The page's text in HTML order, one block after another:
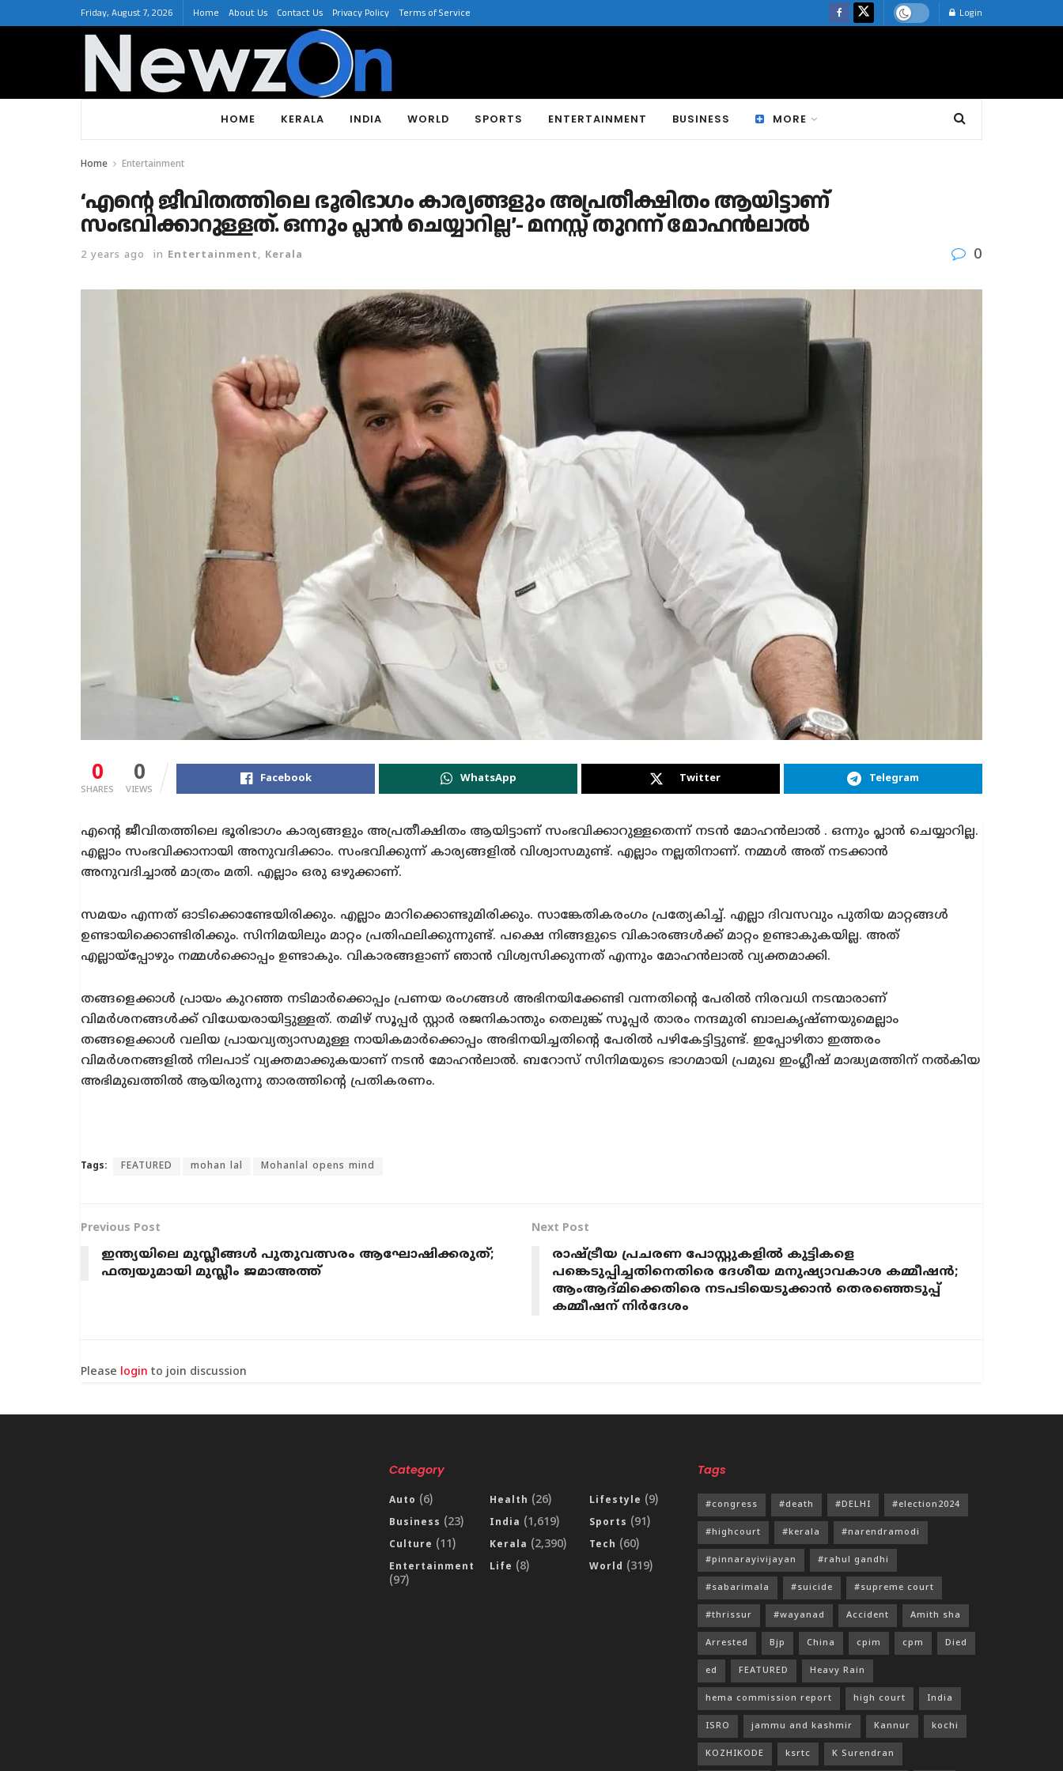
Friday, August 7, 2026 Home About Us Contact Us Privacy Policy Terms of Service Login
HOME KERALA INDIA WORLD SPORTS ENTERTAINMENT BUSINESS MORE
Home Entertainment
‘എന്റെ ജീവിതത്തിലെ ഭൂരിഭാഗം കാര്യങ്ങളും അപ്രതീക്ഷിതം ആയിട്ടാണ്
സംഭവിക്കാറുള്ളത്. ഒന്നും പ്ലാൻ ചെയ്യാറില്ല’- മനസ്സ് തുറന്ന് മോഹൻലാൽ
2 years ago in Entertainment, Kerala 0
0
SHARES
0
VIEWS
Facebook WhatsApp Twitter Telegram
എന്റെ ജീവിതത്തിലെ ഭൂരിഭാഗം കാര്യങ്ങളും അപ്രതീക്ഷിതം ആയിട്ടാണ് സംഭവിക്കാറുള്ളതെന്ന് നടൻ മോഹൻലാൽ . ഒന്നും പ്ലാൻ ചെയ്യാറില്ല.
എല്ലാം സംഭവിക്കാനായി അനുവദിക്കാം. സംഭവിക്കുന്ന് കാര്യങ്ങളിൽ വിശ്വാസമുണ്ട്. എല്ലാം നല്ലതിനാണ്. നമ്മൾ അത് നടക്കാൻ
അനുവദിച്ചാൽ മാത്രം മതി. എല്ലാം ഒരു ഒഴുക്കാണ്.
സമയം എന്നത് ഓടിക്കൊണ്ടേയിരിക്കും. എല്ലാം മാറിക്കൊണ്ടുമിരിക്കും. സാങ്കേതികരംഗം പ്രത്യേകിച്ച്. എല്ലാ ദിവസവും പുതിയ മാറ്റങ്ങൾ
ഉണ്ടായിക്കൊണ്ടിരിക്കും. സിനിമയിലും മാറ്റം പ്രതിഫലിക്കുന്നുണ്ട്. പക്ഷെ നിങ്ങളുടെ വികാരങ്ങൾക്ക് മാറ്റം ഉണ്ടാകുകയില്ല. അത്
എല്ലായ്‌പ്പോഴും നമ്മൾക്കൊപ്പം ഉണ്ടാകും. വികാരങ്ങളാണ് ഞാൻ വിശ്വസിക്കുന്നത് എന്നും മോഹൻലാൽ വ്യക്തമാക്കി.
തങ്ങളെക്കാൾ പ്രായം കുറഞ്ഞ നടിമാർക്കൊപ്പം പ്രണയ രംഗങ്ങൾ അഭിനയിക്കേണ്ടി വന്നതിന്റെ പേരിൽ നിരവധി നടന്മാരാണ്
വിമർശനങ്ങൾക്ക് വിധേയരായിട്ടുള്ളത്. തമിഴ് സൂപ്പർ സ്റ്റാർ രജനികാന്തും തെലുങ്ക് സൂപ്പർ താരം നന്ദമുരി ബാലകൃഷ്ണയുമെല്ലാം
തങ്ങളെക്കാൾ വലിയ പ്രായവ്യത്യാസമുള്ള നായികമാർക്കൊപ്പം അഭിനയിച്ചതിന്റെ പേരിൽ പഴികേട്ടിട്ടുണ്ട്. ഇപ്പോഴിതാ ഇത്തരം
വിമർശനങ്ങളിൽ നിലപാട് വ്യക്തമാക്കുകയാണ് നടൻ മോഹൻലാൽ. ബറോസ് സിനിമയുടെ ഭാഗമായി പ്രമുഖ ഇംഗ്ലീഷ് മാദ്ധ്യമത്തിന് നൽകിയ
അഭിമുഖത്തിൽ ആയിരുന്നു താരത്തിന്റെ പ്രതികരണം.
Tags: FEATURED mohan lal Mohanlal opens mind
Previous Post
ഇന്ത്യയിലെ മുസ്ലീങ്ങൾ പുതുവത്സരം ആഘോഷിക്കരുത്;
ഫത്വയുമായി മുസ്ലീം ജമാഅത്ത്
Next Post
രാഷ്‌ട്രീയ പ്രചരണ പോസ്റ്റുകളിൽ കുട്ടികളെ
പങ്കെടുപ്പിച്ചതിനെതിരെ ദേശീയ മനുഷ്യാവകാശ കമ്മീഷൻ;
ആംആദ്മിക്കെതിരെ നടപടിയെടുക്കാൻ തെരഞ്ഞെടുപ്പ്
കമ്മീഷന് നിർദേശം
Please login to join discussion
Category
Auto (6)
Business (23)
Culture (11)
Entertainment
(97)
Health (26)
India (1,619)
Kerala (2,390)
Life (8)
Lifestyle (9)
Sports (91)
Tech (60)
World (319)
Tags
#congress #death #DELHI #election2024
#highcourt #kerala #narendramodi
#pinnarayivijayan #rahul gandhi
#sabarimala #suicide #supreme court
#thrissur #wayanad Accident Amith sha
Arrested Bjp China cpim cpm Died
ed FEATURED Heavy Rain
hema commission report high court India
ISRO jammu and kashmir Kannur kochi
KOZHIKODE ksrtc K Surendran